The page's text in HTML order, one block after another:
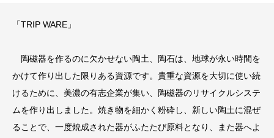
「TRIP WARE」
陶磁器を作るのに欠かせない陶土、陶石は、地球が永い時間を
かけて作り出した限りある資源です。貴重な資源を大切に使い続
けるために、美濃の有志企業が集い、陶磁器のリサイクルシステ
ムを作り出しました。焼き物を細かく粉砕し、新しい陶土に混ぜ
ることで、一度焼成された器がふたたび原料となり、また器へよ